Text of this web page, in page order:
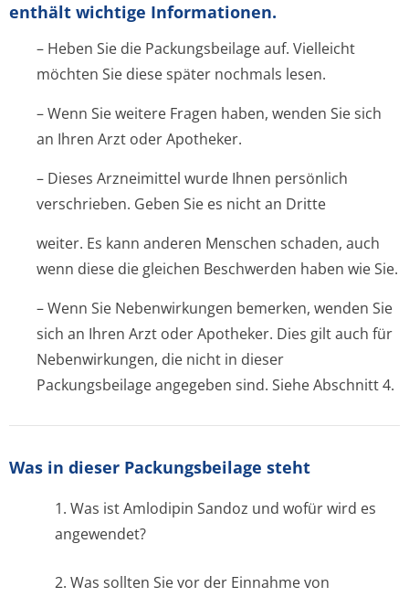
enthält wichtige Informationen.
– Heben Sie die Packungsbeilage auf. Vielleicht
möchten Sie diese später nochmals lesen.
– Wenn Sie weitere Fragen haben, wenden Sie sich
an Ihren Arzt oder Apotheker.
– Dieses Arzneimittel wurde Ihnen persönlich
verschrieben. Geben Sie es nicht an Dritte
weiter. Es kann anderen Menschen schaden, auch
wenn diese die gleichen Beschwerden haben wie Sie.
– Wenn Sie Nebenwirkungen bemerken, wenden Sie
sich an Ihren Arzt oder Apotheker. Dies gilt auch für
Nebenwirkungen, die nicht in dieser
Packungsbeilage angegeben sind. Siehe Abschnitt 4.
Was in dieser Packungsbeilage steht
1. Was ist Amlodipin Sandoz und wofür wird es
angewendet?
2. Was sollten Sie vor der Einnahme von